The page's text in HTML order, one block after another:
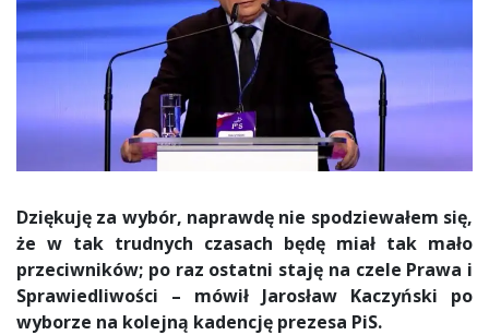
Dziękuję za wybór, naprawdę nie spodziewałem się,
że w tak trudnych czasach będę miał tak mało
przeciwników; po raz ostatni staję na czele Prawa i
Sprawiedliwości – mówił Jarosław Kaczyński po
wyborze na kolejną kadencję prezesa PiS.